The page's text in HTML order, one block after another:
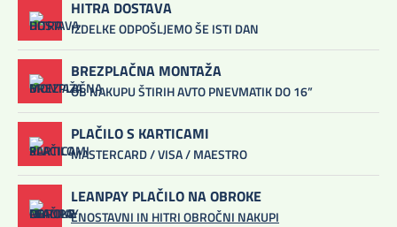
HITRA DOSTAVA
IZDELKE ODPOŠLJEMO ŠE ISTI DAN
BREZPLAČNA MONTAŽA
OB NAKUPU ŠTIRIH AVTO PNEVMATIK DO 16”
PLAČILO S KARTICAMI
MASTERCARD / VISA / MAESTRO
LEANPAY PLAČILO NA OBROKE
ENOSTAVNI IN HITRI OBROČNI NAKUPI